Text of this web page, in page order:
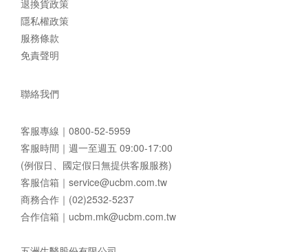
退換貨政策
隱私權政策
服務條款
免責聲明
聯絡我們
客服專線｜ 0800-52-5959
客服時間｜週一至週五 09:00-17:00
(例假日、國定假日無提供客服服務)
客服信箱｜ service@ucbm.com.tw
商務合作｜(02)2532-5237
合作信箱｜ ucbm.mk@ucbm.com.tw